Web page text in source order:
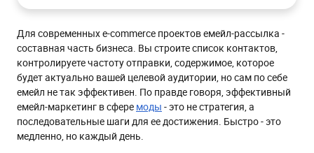
Приветственная серия
Действия на сайте
После продажи
Дополнительные продажи
Реактивация
Отписка
Регулярная коммуникация
Для современных e-commerce проектов емейл-рассылка -
составная часть бизнеса. Вы строите список контактов,
контролируете частоту отправки, содержимое, которое
будет актуально вашей целевой аудитории, но сам по себе
емейл не так эффективен. По правде говоря, эффективный
емейл-маркетинг в сфере моды - это не стратегия, а
последовательные шаги для ее достижения. Быстро - это
медленно, но каждый день.